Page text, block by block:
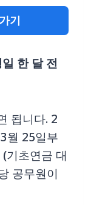
기
한 달 전
됩니다. 2
월 25일부
기초연금 대
공무원이